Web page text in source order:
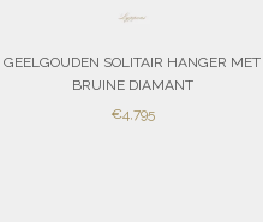
GEELGOUDEN SOLITAIR HANGER MET
BRUINE DIAMANT
SALE
€4,795